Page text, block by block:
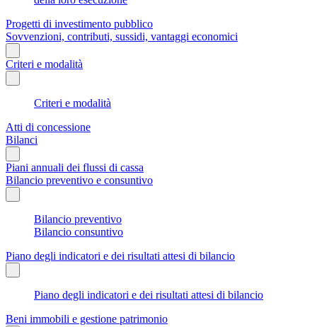
Progetti di investimento pubblico
Sovvenzioni, contributi, sussidi, vantaggi economici
Criteri e modalità
Criteri e modalità
Atti di concessione
Bilanci
Piani annuali dei flussi di cassa
Bilancio preventivo e consuntivo
Bilancio preventivo
Bilancio consuntivo
Piano degli indicatori e dei risultati attesi di bilancio
Piano degli indicatori e dei risultati attesi di bilancio
Beni immobili e gestione patrimonio